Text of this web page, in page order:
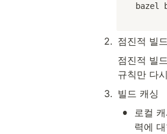
bazel
2. 점진적 빌드
점진적 빌
규칙만 다
3. 빌드 캐싱
•
로컬
력에